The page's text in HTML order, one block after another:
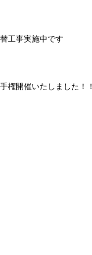
工事実施中です
権開催いたしました！！